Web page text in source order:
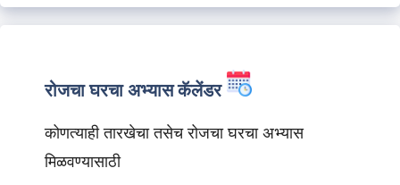
रोजचा घरचा अभ्यास कॅलेंडर
कोणत्याही तारखेचा तसेच रोजचा घरचा अभ्यास
मिळवण्यासाठी